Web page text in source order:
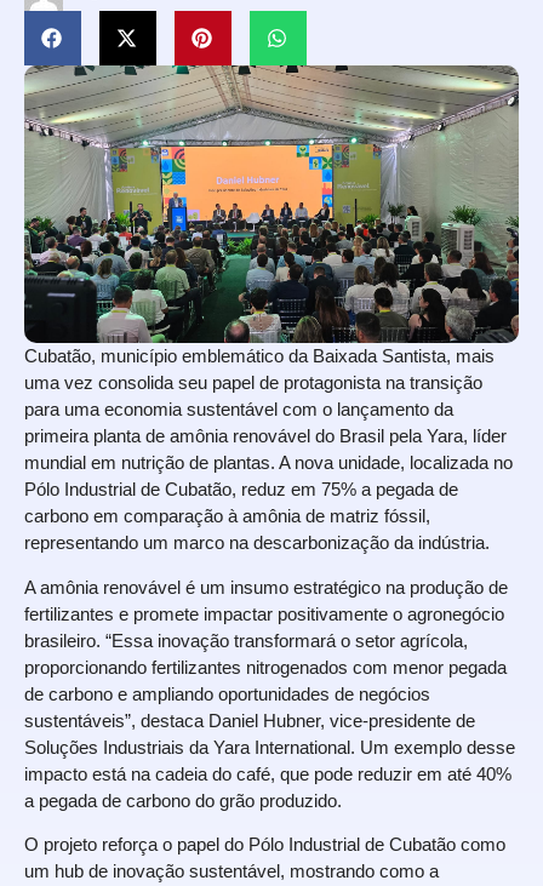
Cubatão, município emblemático da Baixada Santista, mais
uma vez consolida seu papel de protagonista na transição
para uma economia sustentável com o lançamento da
primeira planta de amônia renovável do Brasil pela Yara, líder
mundial em nutrição de plantas. A nova unidade, localizada no
Pólo Industrial de Cubatão, reduz em 75% a pegada de
carbono em comparação à amônia de matriz fóssil,
representando um marco na descarbonização da indústria.
A amônia renovável é um insumo estratégico na produção de
fertilizantes e promete impactar positivamente o agronegócio
brasileiro. “Essa inovação transformará o setor agrícola,
proporcionando fertilizantes nitrogenados com menor pegada
de carbono e ampliando oportunidades de negócios
sustentáveis”, destaca Daniel Hubner, vice-presidente de
Soluções Industriais da Yara International. Um exemplo desse
impacto está na cadeia do café, que pode reduzir em até 40%
a pegada de carbono do grão produzido.
O projeto reforça o papel do Pólo Industrial de Cubatão como
um hub de inovação sustentável, mostrando como a